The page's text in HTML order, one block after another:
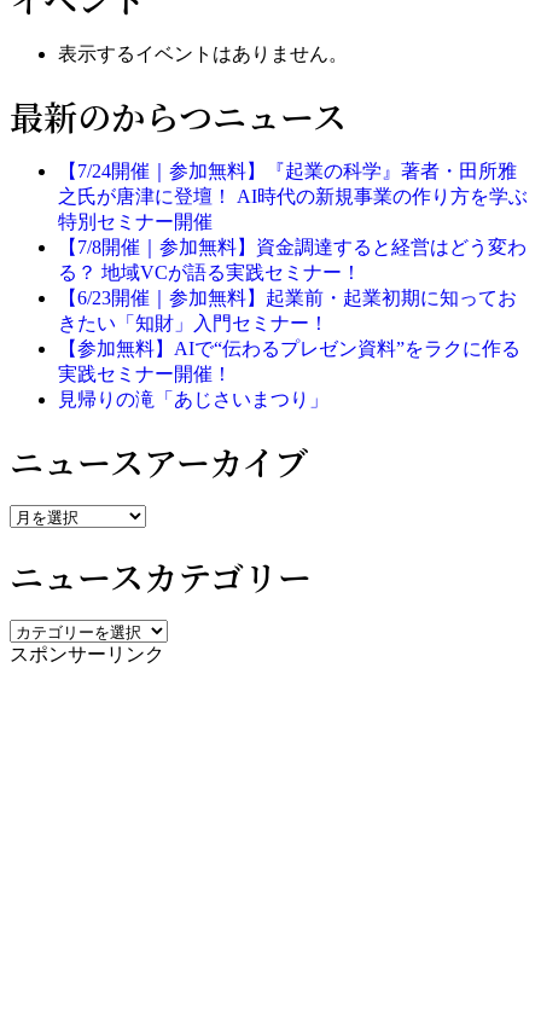
表示するイベントはありません。
最新のからつニュース
【7/24開催｜参加無料】『起業の科学』著者・田所雅
之氏が唐津に登壇！ AI時代の新規事業の作り方を学ぶ
特別セミナー開催
【7/8開催｜参加無料】資金調達すると経営はどう変わ
る？ 地域VCが語る実践セミナー！
【6/23開催｜参加無料】起業前・起業初期に知ってお
きたい「知財」入門セミナー！
【参加無料】AIで“伝わるプレゼン資料”をラクに作る
実践セミナー開催！
見帰りの滝「あじさいまつり」
ニュースアーカイブ
ニ
ー
ス
ア
ー
カ
ニュースカテゴリー
ニ
ュ
スポンサーリンク